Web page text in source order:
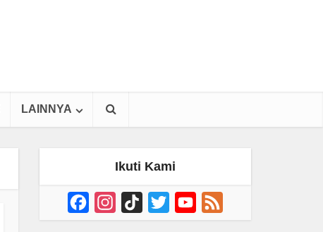
LAINNYA
Ikuti Kami
FacebookInstagram
TikTok Twitter YouTube
Channel